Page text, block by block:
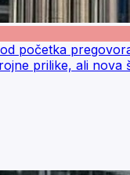
početka
prilike, ali nova